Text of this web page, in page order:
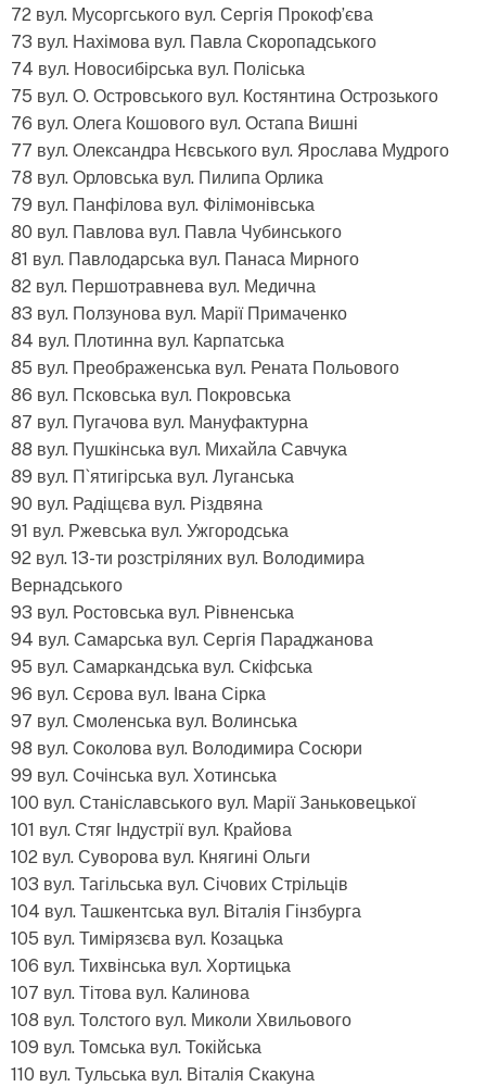
72 вул. Мусоргського вул. Сергія Прокоф’єва
73 вул. Нахімова вул. Павла Скоропадського
74 вул. Новосибірська вул. Поліська
75 вул. О. Островського вул. Костянтина Острозького
76 вул. Олега Кошового вул. Остапа Вишні
77 вул. Олександра Нєвського вул. Ярослава Мудрого
78 вул. Орловська вул. Пилипа Орлика
79 вул. Панфілова вул. Філімонівська
80 вул. Павлова вул. Павла Чубинського
81 вул. Павлодарська вул. Панаса Мирного
82 вул. Першотравнева вул. Медична
83 вул. Ползунова вул. Марії Примаченко
84 вул. Плотинна вул. Карпатська
85 вул. Преображенська вул. Рената Польового
86 вул. Псковська вул. Покровська
87 вул. Пугачова вул. Мануфактурна
88 вул. Пушкінська вул. Михайла Савчука
89 вул. П`ятигірська вул. Луганська
90 вул. Радіщєва вул. Різдвяна
91 вул. Ржевська вул. Ужгородська
92 вул. 13-ти розстріляних вул. Володимира
Вернадського
93 вул. Ростовська вул. Рівненська
94 вул. Самарська вул. Сергія Параджанова
95 вул. Самаркандська вул. Скіфська
96 вул. Сєрова вул. Івана Сірка
97 вул. Смоленська вул. Волинська
98 вул. Соколова вул. Володимира Сосюри
99 вул. Сочінська вул. Хотинська
100 вул. Станіславського вул. Марії Заньковецької
101 вул. Стяг Індустрії вул. Крайова
102 вул. Суворова вул. Княгині Ольги
103 вул. Тагільська вул. Січових Стрільців
104 вул. Ташкентська вул. Віталія Гінзбурга
105 вул. Тимірязєва вул. Козацька
106 вул. Тихвінська вул. Хортицька
107 вул. Тітова вул. Калинова
108 вул. Толстого вул. Миколи Хвильового
109 вул. Томська вул. Токійська
110 вул. Тульська вул. Віталія Скакуна